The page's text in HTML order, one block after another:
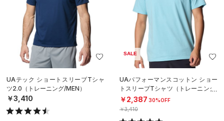
UAテック ショートスリーブTシャ
ツ2.0（トレーニング/MEN）
￥3,410
SALE
UAパフォーマンスコットン ショー
トスリーブTシャツ（トレーニング/
MEN）
￥2,387 30%OFF
￥3,410